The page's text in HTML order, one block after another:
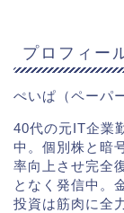
プロフィー
ぺいぱ（ペーパ
40代の元IT企業
中。個別株と暗
率向上させ完全
となく発信中。
投資は筋肉に全